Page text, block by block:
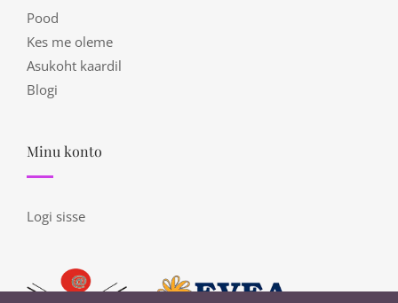
Pood
Kes me oleme
Asukoht kaardil
Blogi
Minu konto
Logi sisse